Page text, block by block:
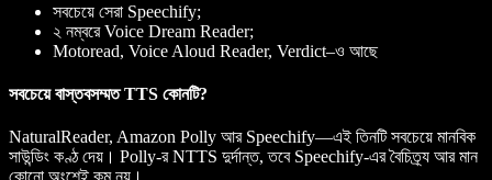
সবচেয়ে সেরা Speechify;
২ নম্বরে Voice Dream Reader;
Motoread, Voice Aloud Reader, Verdict–ও আছে
সবচেয়ে বাস্তবসম্মত TTS কোনটি?
NaturalReader, Amazon Polly আর Speechify—এই তিনটি সবচেয়ে মানবিক
সাউন্ডিং কণ্ঠ দেয়। Polly-র NTTS দুর্দান্ত, তবে Speechify-এর বৈচিত্র্য আর মান